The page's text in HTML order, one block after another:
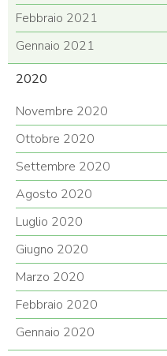
Febbraio 2021
Gennaio 2021
2020
Novembre 2020
Ottobre 2020
Settembre 2020
Agosto 2020
Luglio 2020
Giugno 2020
Marzo 2020
Febbraio 2020
Gennaio 2020